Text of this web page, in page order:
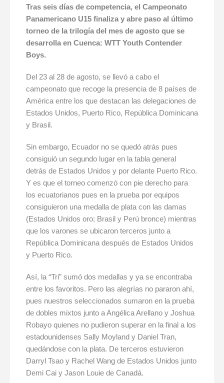
Tras seis días de competencia, el Campeonato
Panamericano U15 finaliza y abre paso al último
torneo de la trilogía del mes de agosto que se
desarrolla en Cuenca: WTT Youth Contender
Boys.
Del 23 al 28 de agosto, se llevó a cabo el
campeonato que recoge la presencia de 8 países de
América entre los que destacan las delegaciones de
Estados Unidos, Puerto Rico, República Dominicana
y Brasil.
Sin embargo, Ecuador no se quedó atrás pues
consiguió un segundo lugar en la tabla general
detrás de Estados Unidos y por delante Puerto Rico.
Y es que el torneo comenzó con pie derecho para
los ecuatorianos pues en la prueba por equipos
consiguieron una medalla de plata con las damas
(Estados Unidos oro; Brasil y Perú bronce) mientras
que los varones se ubicaron terceros junto a
República Dominicana después de Estados Unidos
y Puerto Rico.
Así, la “Tri” sumó dos medallas y ya se encontraba
entre los favoritos. Pero las alegrías no pararon ahí,
pues nuestros seleccionados sumaron en la prueba
de dobles mixtos junto a Angélica Arellano y Joshua
Robayo quienes no pudieron superar en la final a los
estadounidenses Sally Moyland y Daniel Tran,
quedándose con la plata. De terceros estuvieron
Darryl Tsao y Rachel Wang de Estados Unidos junto
Demi Cai y Jason Louie de Canadá.